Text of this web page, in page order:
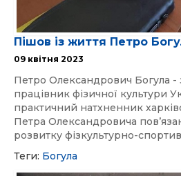
Пішов із життя Петро
09 квітня 2023
Петро Олександрович Богула -
працівник фізичної культури
практичний натхненник
Петра Олександровича
розвитку фізкультурно-
Теги: Богула